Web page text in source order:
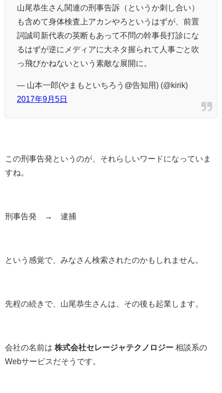
山尾恭生さん関連の刑事告訴（というか刺し合い）
も含めて身体検査上アカンやろというはずが、前置
詞誠司新代表の英断もあって不問の幹事長打診にな
るはずが逆にメディアに大ネタ握られて人事ごと吹
っ飛びかねないという素敵な展開に。
— 山本一郎(やまもといちろう@告知用) (@kirik)
2017年9月5日
この刑事告発というのが、それらしいワードになっていま
すね。
刑事告発 → 逮捕
という感覚で、みなさん検索されたのかもしれません。
先程の続きで、山尾恭生さんは、その後も起業します。
会社の名前は 株式会社セレージャテクノロジー 相談系の
Webサービスだそうです。